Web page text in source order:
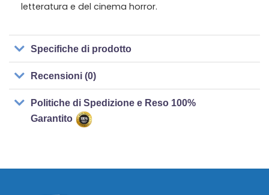
letteratura e del cinema horror.
Specifiche di prodotto
Recensioni (0)
Politiche di Spedizione e Reso 100%
Garantito